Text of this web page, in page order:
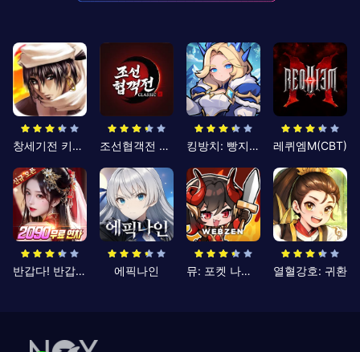
창세기전 키우기 조선협객전 클래식 킹방치: 빵지의 제왕 레퀴엠M(CBT)
반갑다! 반갑삼국지 에픽나인 뮤: 포켓 나이츠 열혈강호: 귀환